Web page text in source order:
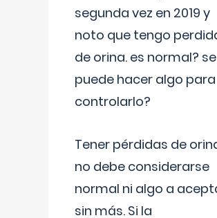
segunda vez en 2019 y
noto que tengo
de orina. es normal? se
puede hacer algo para
controlarlo?
Tener pérdidas de
no debe considerarse
normal ni algo a
sin más. Si la